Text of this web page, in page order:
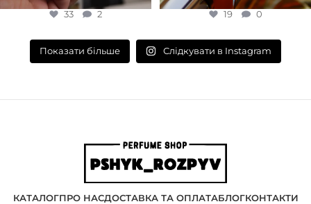
33 2 19 0
Показати більше Слідкувати в Instagram
КАТАЛОГПРО НАСДОСТАВКА ТА ОПЛАТАБЛОГКОНТАКТИ